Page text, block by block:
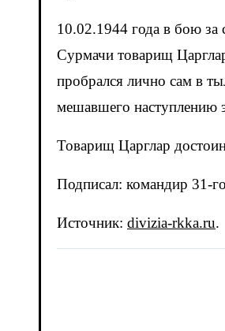
10.02.1944 года в бою за
Сурмачи товарищ
пробрался лично сам в
мешавшего наступлению
Товарищ Царглар
Подписал: командир 31-
Источник: divizia-rkka.ru.